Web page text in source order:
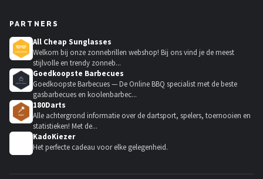
PARTNERS
All Cheap Sunglasses
Welkom bij onze zonnebrillen webshop! Bij ons vind je de meest
stijlvolle en trendy zonneb...
Goedkoopste Barbecues
Goedkoopste Barbecues — De Online BBQ specialist met de beste
gasbarbecues en koolenbarbec...
180Darts
Alle achtergrond informatie over de dartsport, spelers, toernooien en
statistieken! Met de...
KadoKiezer
Het perfecte cadeau voor elke gelegenheid.